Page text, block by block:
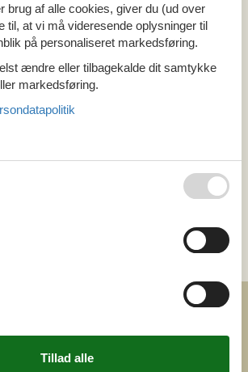
brug af alle cookies, giver du (ud over
til, at vi må videresende oplysninger til
på personaliseret markedsføring.
ændre eller tilbagekalde dit samtykke
markedsføring.